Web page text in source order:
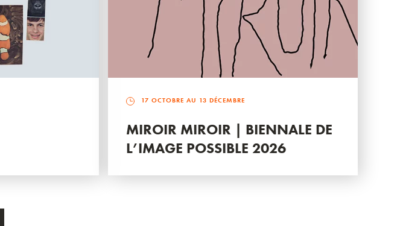
17 OCTOBRE AU 13 DÉCEMBRE
MIROIR MIROIR | BIENNALE DE
L’IMAGE POSSIBLE 2026